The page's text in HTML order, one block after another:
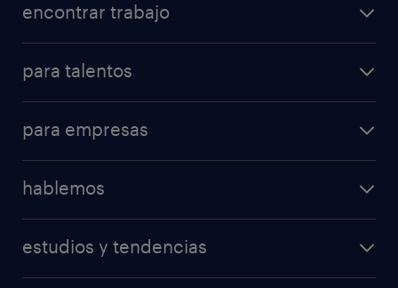
encontrar trabajo
para talentos
para empresas
hablemos
estudios y tendencias